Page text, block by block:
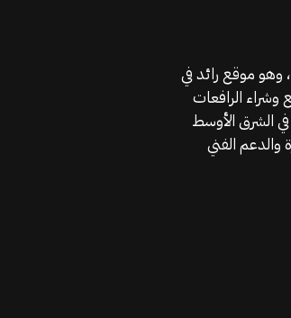
موقع قطع الغيار KGSAN وهو أحد اعمال شركة MAHALLAK، وهو موقع رائد في
وشراء الرافعات
الشرق الأوسط
الفني